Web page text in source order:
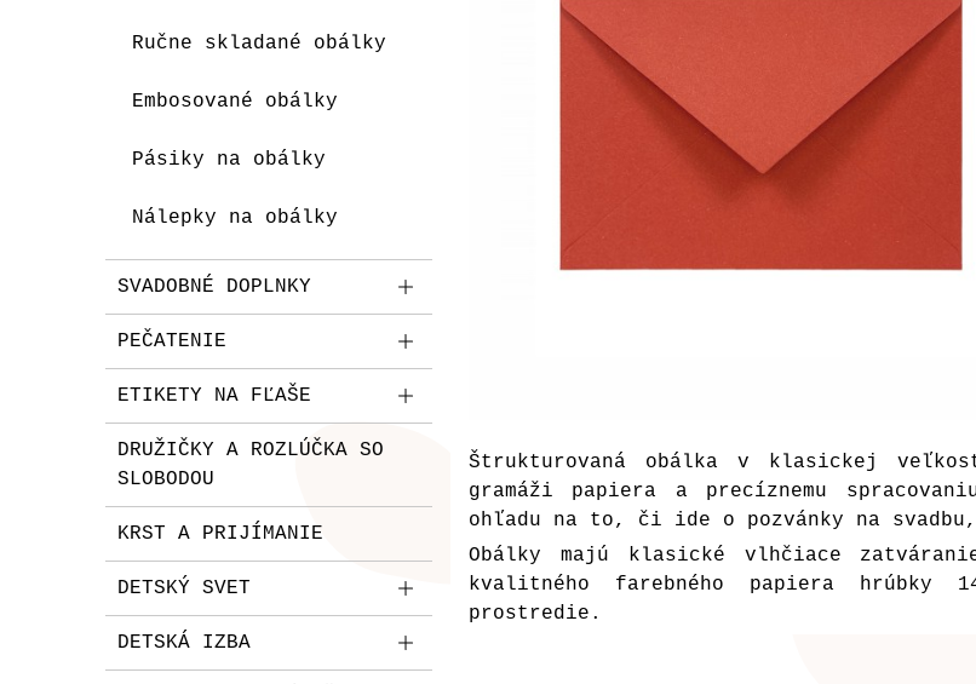
Ručne skladané obálky
Embosované obálky
Pásiky na obálky
Nálepky na obálky
SVADOBNÉ DOPLNKY
PEČATENIE
ETIKETY NA FĽAŠE
DRUŽIČKY A ROZLÚČKA SO
SLOBODOU
KRST A PRIJÍMANIE
DETSKÝ SVET
DETSKÁ IZBA
Štrukturovaná obálka v klasickej
gramáži papiera a precíznemu
ohľadu na to, či ide o pozvánky na
Obálky majú klasické vlhčiace
kvalitného farebného papiera hrúbky
prostredie.